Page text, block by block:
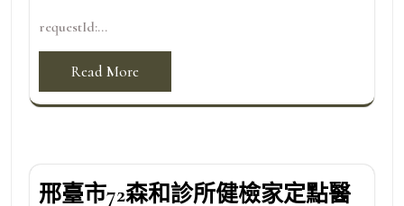
requestId:...
Read More
邢臺市72森和診所健檢家定點醫